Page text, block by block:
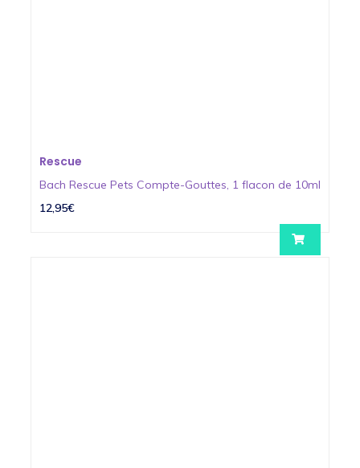
Rescue
Bach Rescue Pets Compte-Gouttes, 1 flacon de 10ml
12,95€